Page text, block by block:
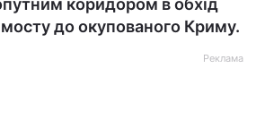
коридором в обхід
до окупованого Криму.
Реклама